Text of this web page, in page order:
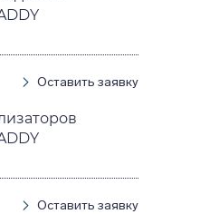
Оставить заявку
Оставить заявку